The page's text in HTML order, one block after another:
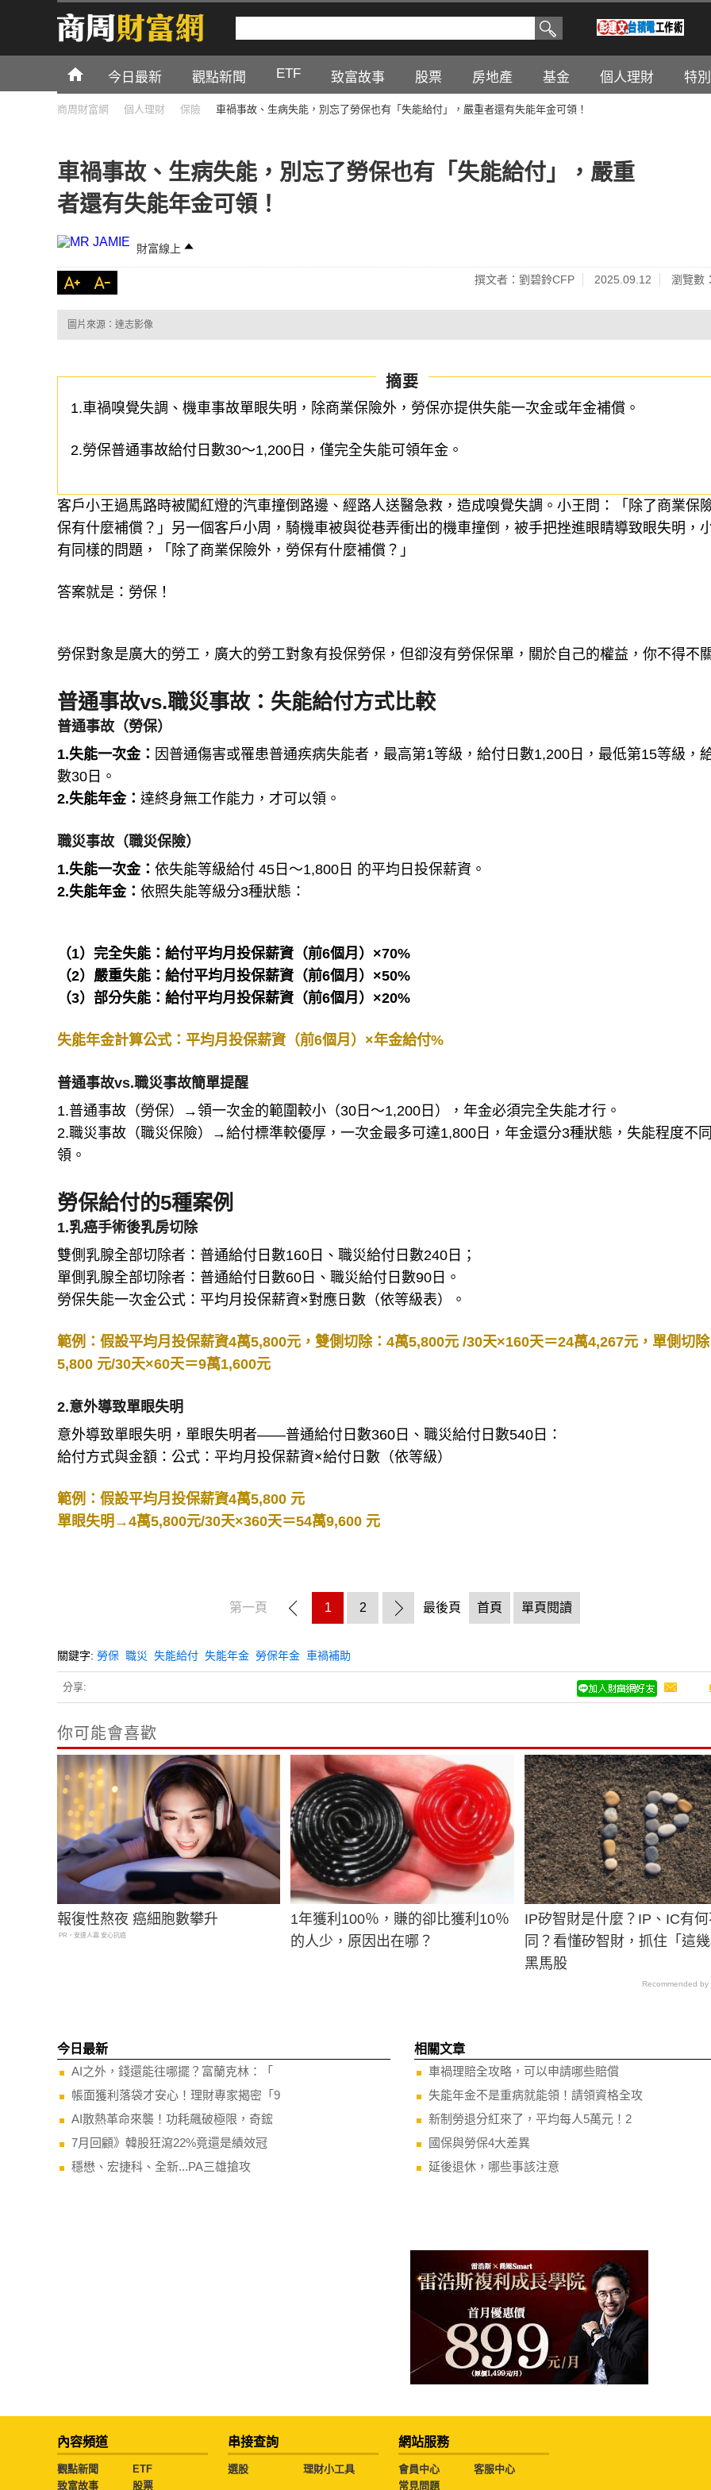
今日最新 觀點新聞 ETF 致富故事 股票 房地產 基金 個人理財 特
商周財富網 個人理財 保險 車禍事故、生病失能，別忘了勞保也有「失能給付」，嚴重者還有失能年金可領！
車禍事故、生病失能，別忘了勞保也有「失能給付」，嚴重
者還有失能年金可領！
財富線上
撰文者：劉碧鈴CFP 2025.09.12 瀏覽數
圖片來源：達志影像
摘要
1.車禍嗅覺失調、機車事故單眼失明，除商業保險外，勞保亦提供失能一次金或年金補償。
2.勞保普通事故給付日數30～1,200日，僅完全失能可領年金。
客戶小王過馬路時被闖紅燈的汽車撞倒路邊、經路人送醫急救，造成嗅覺失調。小王問：「除了商業保
保有什麼補償？」另一個客戶小周，騎機車被與從巷弄衝出的機車撞倒，被手把挫進眼睛導致眼失明，
有同樣的問題，「除了商業保險外，勞保有什麼補償？」
答案就是：勞保！
勞保對象是廣大的勞工，廣大的勞工對象有投保勞保，但卻沒有勞保保單，關於自己的權益，你不得不
普通事故vs.職災事故：失能給付方式比較
普通事故（勞保）
1.失能一次金： 因普通傷害或罹患普通疾病失能者，最高第1等級，給付日數1,200日，最低第15等級，
數30日。
2.失能年金： 達終身無工作能力，才可以領。
職災事故（職災保險）
1.失能一次金： 依失能等級給付 45日～1,800日 的平均日投保薪資。
2.失能年金： 依照失能等級分3種狀態：
（1）完全失能：給付平均月投保薪資（前6個月）×70%
（2）嚴重失能：給付平均月投保薪資（前6個月）×50%
（3）部分失能：給付平均月投保薪資（前6個月）×20%
失能年金計算公式：平均月投保薪資（前6個月）×年金給付%
普通事故vs.職災事故簡單提醒
1.普通事故（勞保）→領一次金的範圍較小（30日～1,200日），年金必須完全失能才行。
2.職災事故（職災保險）→給付標準較優厚，一次金最多可達1,800日，年金還分3種狀態，失能程度不
領。
勞保給付的5種案例
1.乳癌手術後乳房切除
雙側乳腺全部切除者：普通給付日數160日、職災給付日數240日；
單側乳腺全部切除者：普通給付日數60日、職災給付日數90日。
勞保失能一次金公式：平均月投保薪資×對應日數（依等級表）。
範例：假設平均月投保薪資4萬5,800元，雙側切除：4萬5,800元 /30天×160天＝24萬4,267元，單側切
5,800 元/30天×60天＝9萬1,600元
2.意外導致單眼失明
意外導致單眼失明，單眼失明者——普通給付日數360日、職災給付日數540日：
給付方式與金額：公式：平均月投保薪資×給付日數（依等級）
範例：假設平均月投保薪資4萬5,800 元
單眼失明→4萬5,800元/30天×360天＝54萬9,600 元
第一頁 1 2 最後頁 首頁 單頁閱讀
關鍵字: 勞保 職災 失能給付 失能年金 勞保年金 車禍補助
分享:
你可能會喜歡
報復性熬夜 癌細胞數攀升
PR・安達人壽 安心抗癌
1年獲利100％，賺的卻比獲利10％
的人少，原因出在哪？
IP矽智財是什麼？IP、IC有
同？看懂矽智財，抓住「這
黑馬股
Recommended by
今日最新
AI之外，錢還能往哪擺？富蘭克林：「
帳面獲利落袋才安心！理財專家揭密「9
AI散熱革命來襲！功耗飆破極限，奇鋐
7月回顧》韓股狂瀉22%竟還是績效冠
穩懋、宏捷科、全新...PA三雄搶攻
相關文章
車禍理賠全攻略，可以申請哪些賠償
失能年金不是重病就能領！請領資格全攻
新制勞退分紅來了，平均每人5萬元！2
國保與勞保4大差異
延後退休，哪些事該注意
內容頻道
觀點新聞
ETF
致富故事
股票
串接查詢
選股 理財小工具
網站服務
會員中心
客服中心
常見問題